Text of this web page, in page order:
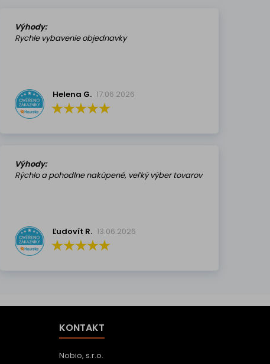
Výhody:
Rychle vybavenie objednavky
Helena G. 17.06.2026
Výhody:
Rýchlo a pohodlne nakúpené, veľký výber tovarov
Ľudovít R. 13.06.2026
KONTAKT
Nobio, s.r.o.